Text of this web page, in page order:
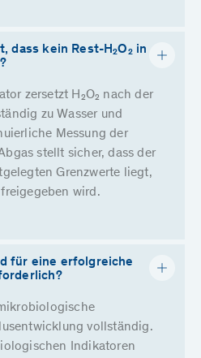
dass kein Rest-H₂O₂ in
zersetzt H₂O₂ nach der
zu Wasser und
Messung der
stellt sicher, dass der
Grenzwerte liegt,
wird.
für eine erfolgreiche
vollständig.
Indikatoren